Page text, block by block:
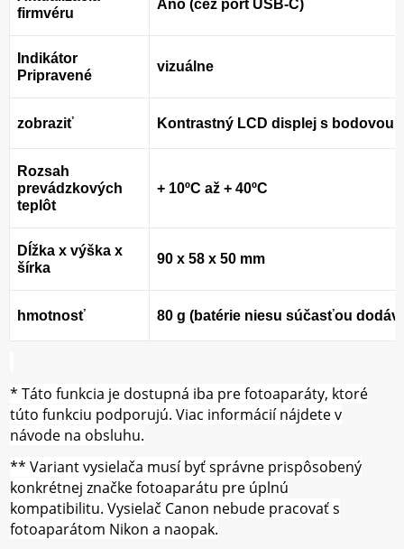
firmvéru
Áno (cez port USB-C)
Indikátor
Pripravené
vizuálne
zobraziť Kontrastný LCD displej s bodovou
Rozsah
prevádzkových
teplôt
+ 10ºC až + 40ºC
Dĺžka x výška x
šírka
90 x 58 x 50 mm
hmotnosť 80 g (batérie niesu súčasťou
* Táto funkcia je dostupná iba pre fotoaparáty, ktoré
túto funkciu podporujú. Viac informácií nájdete v
návode na obsluhu.
** Variant vysielača musí byť správne prispôsobený
konkrétnej značke fotoaparátu pre úplnú
kompatibilitu. Vysielač Canon nebude pracovať s
fotoaparátom Nikon a naopak.